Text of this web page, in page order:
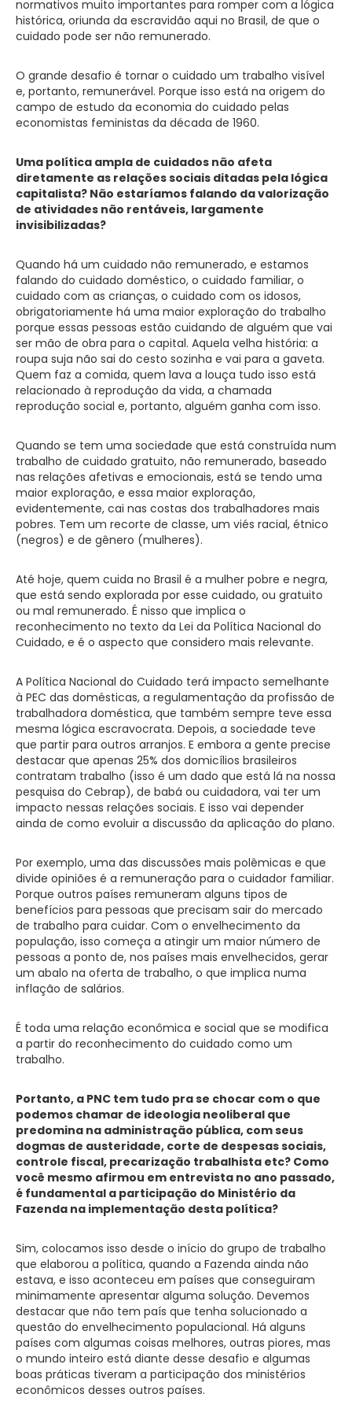
normativos muito importantes para romper com a lógica
histórica, oriunda da escravidão aqui no Brasil, de que o
cuidado pode ser não remunerado.
O grande desafio é tornar o cuidado um trabalho visível
e, portanto, remunerável. Porque isso está na origem do
campo de estudo da economia do cuidado pelas
economistas feministas da década de 1960.
Uma política ampla de cuidados não afeta
diretamente as relações sociais ditadas pela lógica
capitalista? Não estaríamos falando da valorização
de atividades não rentáveis, largamente
invisibilizadas?
Quando há um cuidado não remunerado, e estamos
falando do cuidado doméstico, o cuidado familiar, o
cuidado com as crianças, o cuidado com os idosos,
obrigatoriamente há uma maior exploração do trabalho
porque essas pessoas estão cuidando de alguém que vai
ser mão de obra para o capital. Aquela velha história: a
roupa suja não sai do cesto sozinha e vai para a gaveta.
Quem faz a comida, quem lava a louça tudo isso está
relacionado à reprodução da vida, a chamada
reprodução social e, portanto, alguém ganha com isso.
Quando se tem uma sociedade que está construída num
trabalho de cuidado gratuito, não remunerado, baseado
nas relações afetivas e emocionais, está se tendo uma
maior exploração, e essa maior exploração,
evidentemente, cai nas costas dos trabalhadores mais
pobres. Tem um recorte de classe, um viés racial, étnico
(negros) e de gênero (mulheres).
Até hoje, quem cuida no Brasil é a mulher pobre e negra,
que está sendo explorada por esse cuidado, ou gratuito
ou mal remunerado. É nisso que implica o
reconhecimento no texto da Lei da Política Nacional do
Cuidado, e é o aspecto que considero mais relevante.
A Política Nacional do Cuidado terá impacto semelhante
à PEC das domésticas, a regulamentação da profissão de
trabalhadora doméstica, que também sempre teve essa
mesma lógica escravocrata. Depois, a sociedade teve
que partir para outros arranjos. E embora a gente precise
destacar que apenas 25% dos domicílios brasileiros
contratam trabalho (isso é um dado que está lá na nossa
pesquisa do Cebrap), de babá ou cuidadora, vai ter um
impacto nessas relações sociais. E isso vai depender
ainda de como evoluir a discussão da aplicação do plano.
Por exemplo, uma das discussões mais polêmicas e que
divide opiniões é a remuneração para o cuidador familiar.
Porque outros países remuneram alguns tipos de
benefícios para pessoas que precisam sair do mercado
de trabalho para cuidar. Com o envelhecimento da
população, isso começa a atingir um maior número de
pessoas a ponto de, nos países mais envelhecidos, gerar
um abalo na oferta de trabalho, o que implica numa
inflação de salários.
É toda uma relação econômica e social que se modifica
a partir do reconhecimento do cuidado como um
trabalho.
Portanto, a PNC tem tudo pra se chocar com o que
podemos chamar de ideologia neoliberal que
predomina na administração pública, com seus
dogmas de austeridade, corte de despesas sociais,
controle fiscal, precarização trabalhista etc? Como
você mesmo afirmou em entrevista no ano passado,
é fundamental a participação do Ministério da
Fazenda na implementação desta política?
Sim, colocamos isso desde o início do grupo de trabalho
que elaborou a política, quando a Fazenda ainda não
estava, e isso aconteceu em países que conseguiram
minimamente apresentar alguma solução. Devemos
destacar que não tem país que tenha solucionado a
questão do envelhecimento populacional. Há alguns
países com algumas coisas melhores, outras piores, mas
o mundo inteiro está diante desse desafio e algumas
boas práticas tiveram a participação dos ministérios
econômicos desses outros países.